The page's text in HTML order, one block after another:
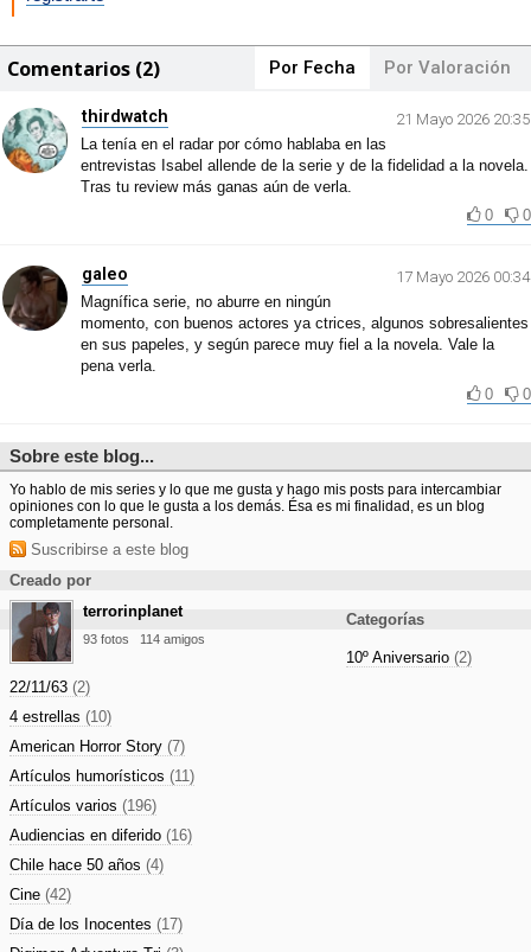
Comentarios (2) Por Fecha Por Valoración
thirdwatch
21 Mayo 2026 20:35
La tenía en el radar por cómo hablaba en las
entrevistas Isabel allende de la serie y de la fidelidad a la novela.
Tras tu review más ganas aún de verla.
0
0
galeo
17 Mayo 2026 00:34
Magnífica serie, no aburre en ningún
momento, con buenos actores ya ctrices, algunos sobresalientes
en sus papeles, y según parece muy fiel a la novela. Vale la
pena verla.
0
0
Sobre este blog...
Yo hablo de mis series y lo que me gusta y hago mis posts para intercambiar
opiniones con lo que le gusta a los demás. Ésa es mi finalidad, es un blog
completamente personal.
Suscribirse a este blog
Creado por
terrorinplanet
93 fotos 114 amigos
Categorías
10º Aniversario (2)
22/11/63 (2)
4 estrellas (10)
American Horror Story (7)
Artículos humorísticos (11)
Artículos varios (196)
Audiencias en diferido (16)
Chile hace 50 años (4)
Cine (42)
Día de los Inocentes (17)